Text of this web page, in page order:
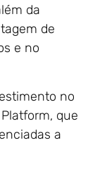
da
de
e no
no
que
a